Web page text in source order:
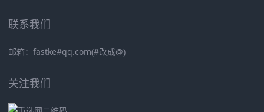
联系我们
邮箱：fastke#qq.com(#改成@)
关注我们